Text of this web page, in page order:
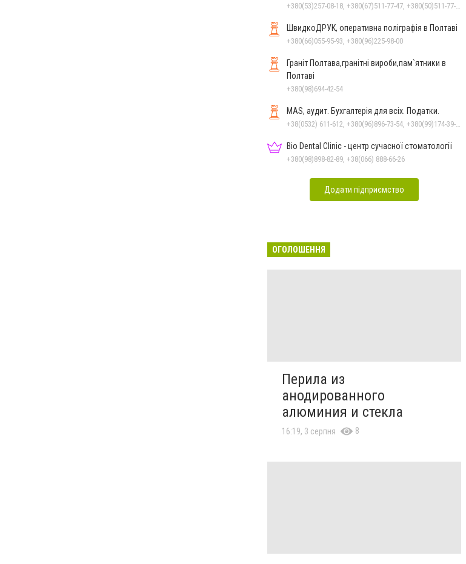
ШвидкоДРУК, оперативна поліграфія в Полтаві
+380(66)055-95-93, +380(96)225-98-00
Граніт Полтава,гранітні вироби,пам`ятники в
Полтаві
+380(98)694-42-54
MAS, аудит. Бухгалтерія для всіх. Податки.
Bio Dental Clinic - центр сучасної стоматології
+380(98)898-82-89, +38(066) 888-66-26
Додати підприємство
ОГОЛОШЕННЯ
Перила из
анодированного
алюминия и стекла
16:19, 3 серпня 8